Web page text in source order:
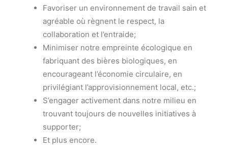
Favoriser un environnement de travail sain et
agréable où règnent le respect, la
collaboration et l’entraide;
Minimiser notre empreinte écologique en
fabriquant des bières biologiques, en
encourageant l’économie circulaire, en
privilégiant l’approvisionnement local, etc.;
S’engager activement dans notre milieu en
trouvant toujours de nouvelles initiatives à
supporter;
Et plus encore.